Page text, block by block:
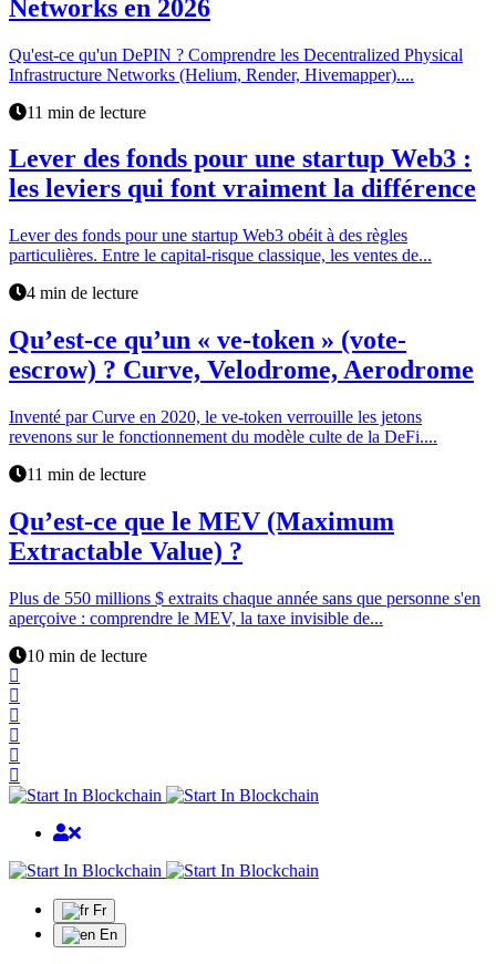
Networks en 2026
Qu'est-ce qu'un DePIN ? Comprendre les Decentralized Physical
Infrastructure Networks (Helium, Render, Hivemapper)....
11 min de lecture
Lever des fonds pour une startup Web3 :
les leviers qui font vraiment la différence
Lever des fonds pour une startup Web3 obéit à des règles
particulières. Entre le capital-risque classique, les ventes de...
4 min de lecture
Qu’est-ce qu’un « ve-token » (vote-
escrow) ? Curve, Velodrome, Aerodrome
Inventé par Curve en 2020, le ve-token verrouille les jetons
revenons sur le fonctionnement du modèle culte de la DeFi....
11 min de lecture
Qu’est-ce que le MEV (Maximum
Extractable Value) ?
Plus de 550 millions $ extraits chaque année sans que personne s'en
aperçoive : comprendre le MEV, la taxe invisible de...
10 min de lecture
Fr
En